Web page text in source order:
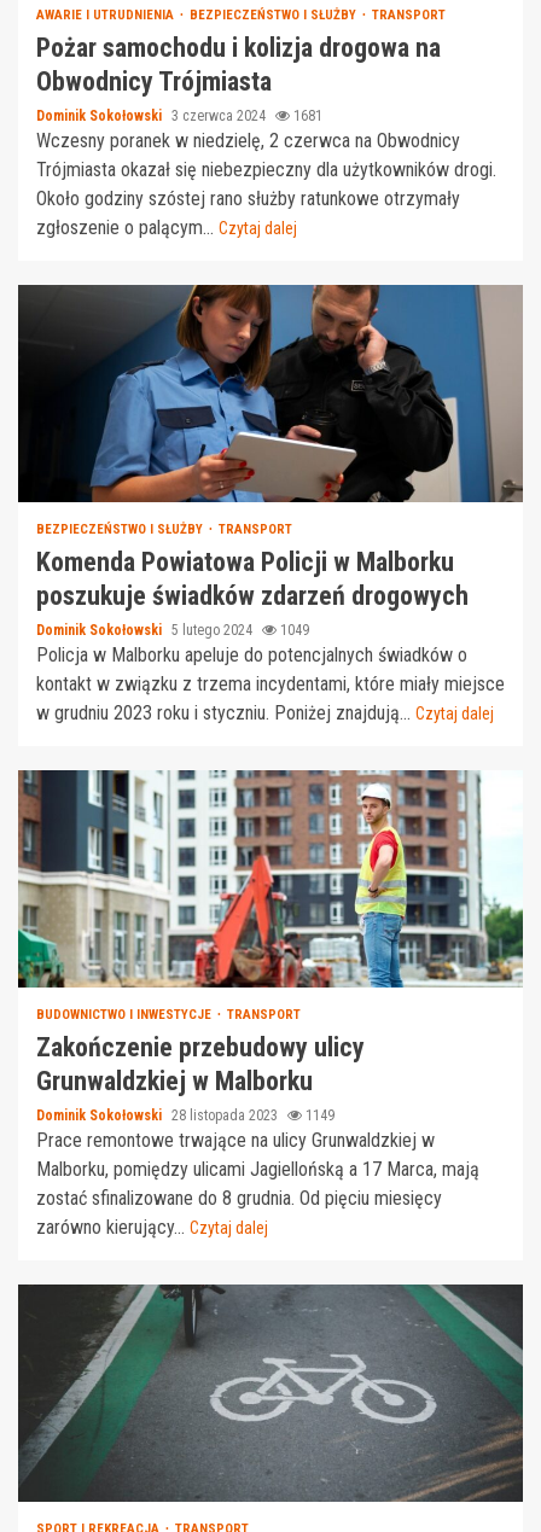
AWARIE I UTRUDNIENIA BEZPIECZEŃSTWO I SŁUŻBY TRANSPORT
Pożar samochodu i kolizja drogowa na
Obwodnicy Trójmiasta
Dominik Sokołowski 3 czerwca 2024 1681
Wczesny poranek w niedzielę, 2 czerwca na Obwodnicy
Trójmiasta okazał się niebezpieczny dla użytkowników drogi.
Około godziny szóstej rano służby ratunkowe otrzymały
zgłoszenie o palącym... Czytaj dalej
BEZPIECZEŃSTWO I SŁUŻBY TRANSPORT
Komenda Powiatowa Policji w Malborku
poszukuje świadków zdarzeń drogowych
Dominik Sokołowski 5 lutego 2024 1049
Policja w Malborku apeluje do potencjalnych świadków o
kontakt w związku z trzema incydentami, które miały miejsce
w grudniu 2023 roku i styczniu. Poniżej znajdują... Czytaj dalej
BUDOWNICTWO I INWESTYCJE TRANSPORT
Zakończenie przebudowy ulicy
Grunwaldzkiej w Malborku
Dominik Sokołowski 28 listopada 2023 1149
Prace remontowe trwające na ulicy Grunwaldzkiej w
Malborku, pomiędzy ulicami Jagiellońską a 17 Marca, mają
zostać sfinalizowane do 8 grudnia. Od pięciu miesięcy
zarówno kierujący... Czytaj dalej